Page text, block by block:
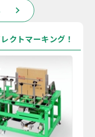
クトマーキング！